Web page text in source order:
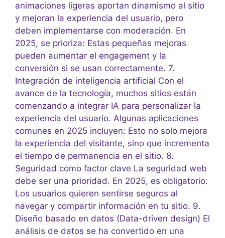
animaciones ligeras aportan dinamismo al sitio
y mejoran la experiencia del usuario, pero
deben implementarse con moderación. En
2025, se prioriza: Estas pequeñas mejoras
pueden aumentar el engagement y la
conversión si se usan correctamente. 7.
Integración de inteligencia artificial Con el
avance de la tecnología, muchos sitios están
comenzando a integrar IA para personalizar la
experiencia del usuario. Algunas aplicaciones
comunes en 2025 incluyen: Esto no solo mejora
la experiencia del visitante, sino que incrementa
el tiempo de permanencia en el sitio. 8.
Seguridad como factor clave La seguridad web
debe ser una prioridad. En 2025, es obligatorio:
Los usuarios quieren sentirse seguros al
navegar y compartir información en tu sitio. 9.
Diseño basado en datos (Data-driven design) El
análisis de datos se ha convertido en una